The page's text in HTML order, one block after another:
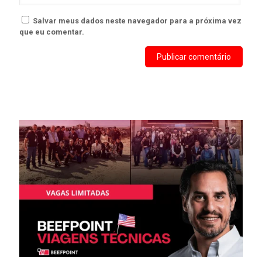
Salvar meus dados neste navegador para a próxima vez
que eu comentar.